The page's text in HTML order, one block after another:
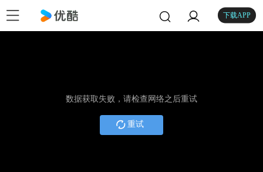
下载APP
数据获取失败，请检查网络之后重试
重试